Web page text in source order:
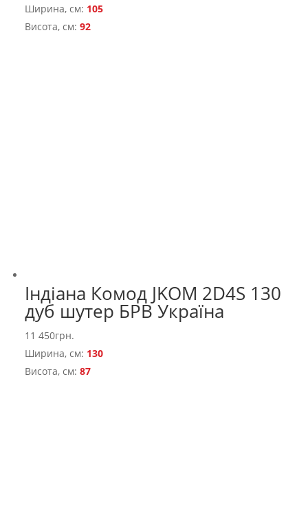
Ширина, см: 105
Висота, см:92
Індіана Комод JKOM 2D4S 130
дуб шутер БРВ Україна
11 450грн.
Ширина, см: 130
Висота, см:87